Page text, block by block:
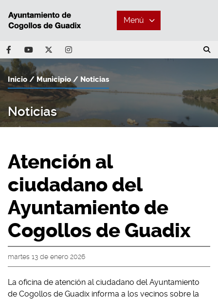
Menú
Noticias
Inicio Municipio Noticias
Atención al
ciudadano del
Ayuntamiento de
Cogollos de Guadix
martes 13 de enero 2026
La oficina de atención al ciudadano del Ayuntamiento
de Cogollos de Guadix informa a los vecinos sobre la